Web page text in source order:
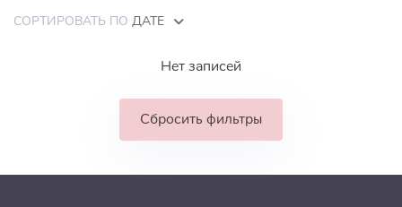
СОРТИРОВАТЬ ПО ДАТЕ
Нет записей
Сбросить фильтры